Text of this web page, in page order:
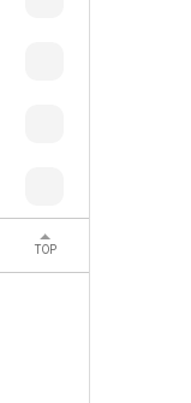
TOP